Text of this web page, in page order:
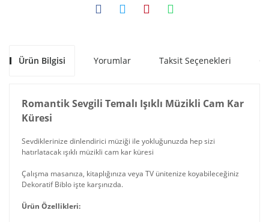
Ürün Bilgisi Yorumlar Taksit Seçenekleri
Romantik Sevgili Temalı Işıklı Müzikli Cam Kar
Küresi
Sevdiklerinize dinlendirici müziği ile yokluğunuzda hep sizi
hatırlatacak ışıklı müzikli cam kar küresi
Çalışma masanıza, kitaplığınıza veya TV ünitenize koyabileceğiniz
Dekoratif Biblo işte karşınızda.
Ürün Özellikleri: